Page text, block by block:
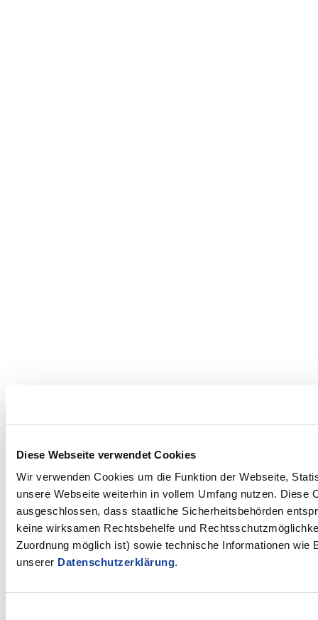
Diese Webseite verwendet Cookies
Wir verwenden Cookies um die Funktion der Webseite,
unsere Webseite weiterhin in vollem Umfang nutzen.
ausgeschlossen, dass staatliche Sicherheitsbehörden
keine wirksamen Rechtsbehelfe und
Zuordnung möglich ist) sowie technische Informationen wie
unserer Datenschutzerklärung.